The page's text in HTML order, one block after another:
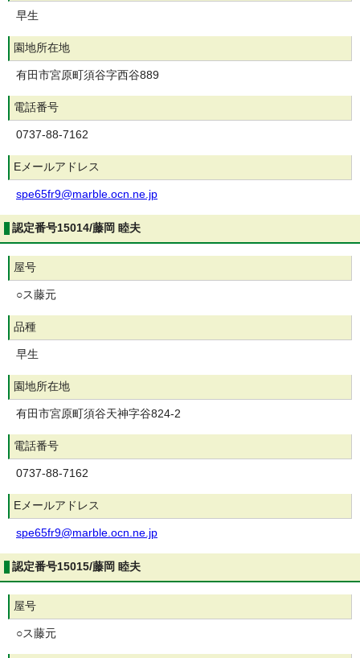
早生
園地所在地
有田市宮原町須谷字西谷889
電話番号
0737-88-7162
Eメールアドレス
spe65fr9@marble.ocn.ne.jp
認定番号15014/藤岡 睦夫
屋号
○ス藤元
品種
早生
園地所在地
有田市宮原町須谷天神字谷824-2
電話番号
0737-88-7162
Eメールアドレス
spe65fr9@marble.ocn.ne.jp
認定番号15015/藤岡 睦夫
屋号
○ス藤元